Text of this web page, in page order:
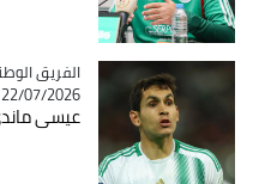
Catégorie
الفريق الوطني
22/07/2026 - 20:42
عيسى ماندي